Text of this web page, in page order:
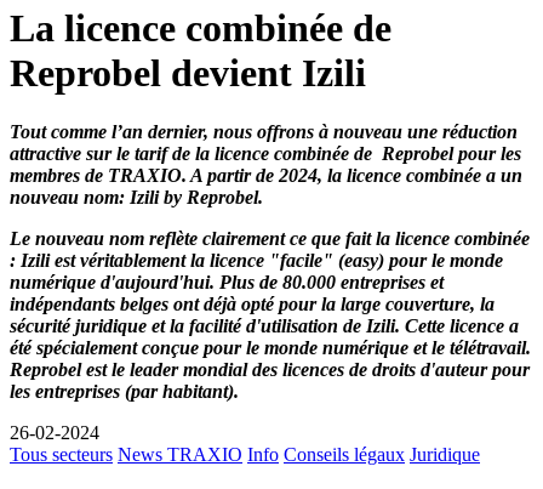
La licence combinée de
Reprobel devient Izili
Tout comme l’an dernier, nous offrons à nouveau une réduction
attractive sur le tarif de la licence combinée de Reprobel pour les
membres de TRAXIO. A partir de 2024, la licence combinée a un
nouveau nom: Izili by Reprobel.
Le nouveau nom reflète clairement ce que fait la licence combinée
: Izili est véritablement la licence "facile" (easy) pour le monde
numérique d'aujourd'hui. Plus de 80.000 entreprises et
indépendants belges ont déjà opté pour la large couverture, la
sécurité juridique et la facilité d'utilisation de Izili. Cette licence a
été spécialement conçue pour le monde numérique et le télétravail.
Reprobel est le leader mondial des licences de droits d'auteur pour
les entreprises (par habitant).
26-02-2024
Tous secteurs News TRAXIO Info Conseils légaux Juridique